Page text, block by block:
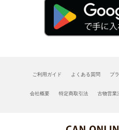
ご利用ガイド よくある質問 プ
会社概要 特定商取引法 古物営業